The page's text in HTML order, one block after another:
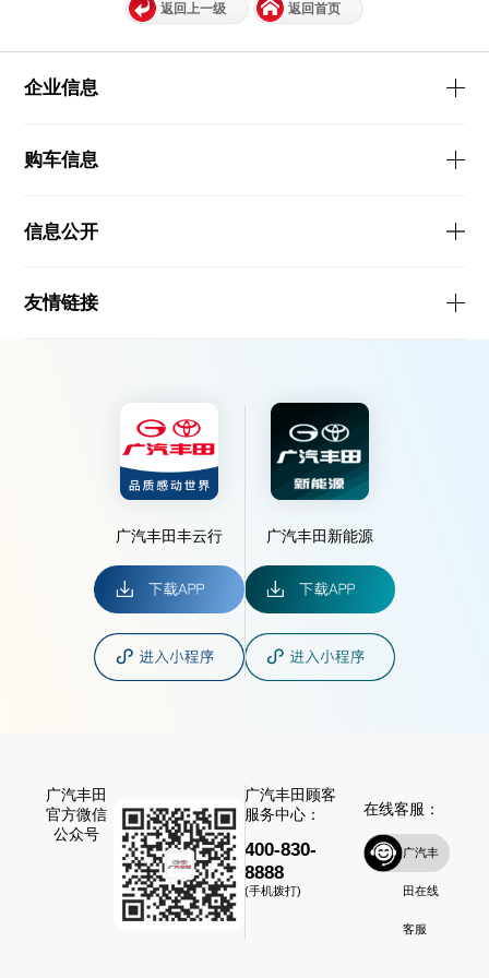
返回上一级 返回首页
企业信息
购车信息
信息公开
友情链接
广汽丰田丰云行 广汽丰田新能源
广汽丰田
官方微信
公众号
广汽丰田顾客
服务中心：
400-830-
8888
(手机拨打)
在线客服：
广汽丰
田在线
客服